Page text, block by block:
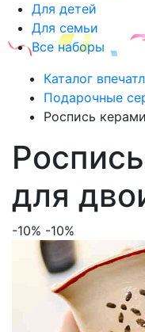
Для детей
Для семьи
Все наборы
Каталог
Подарочные
Роспись
для
-10% -10%